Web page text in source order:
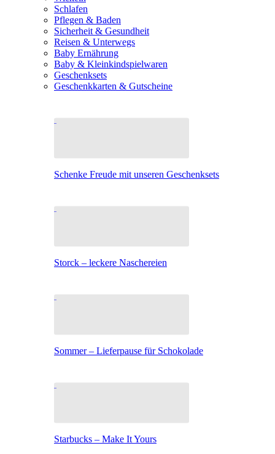
Schlafen
Pflegen & Baden
Sicherheit & Gesundheit
Reisen & Unterwegs
Baby Ernährung
Baby & Kleinkindspielwaren
Geschenksets
Geschenkkarten & Gutscheine
Schenke Freude mit unseren Geschenksets
Storck – leckere Naschereien
Sommer – Lieferpause für Schokolade
Starbucks – Make It Yours